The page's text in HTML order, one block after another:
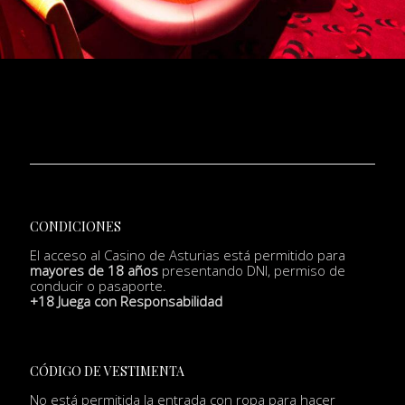
CONDICIONES
El acceso al Casino de Asturias está permitido para
mayores de 18 años presentando DNI, permiso de
conducir o pasaporte.
+18 Juega con Responsabilidad
CÓDIGO DE VESTIMENTA
No está permitida la entrada con ropa para hacer